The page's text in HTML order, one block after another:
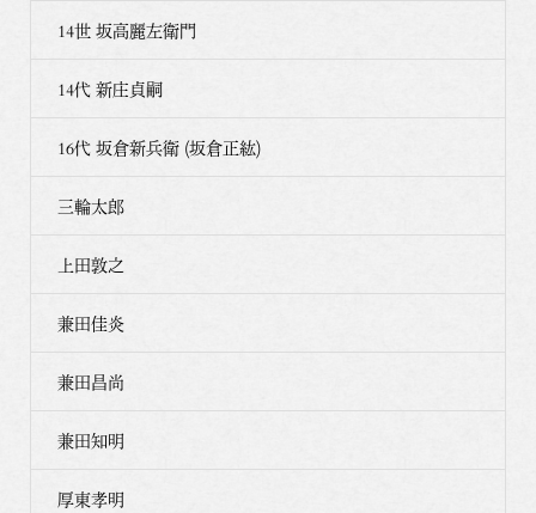
14世 坂高麗左衛門
14代 新庄貞嗣
16代 坂倉新兵衛 (坂倉正紘)
三輪太郎
上田敦之
兼田佳炎
兼田昌尚
兼田知明
厚東孝明